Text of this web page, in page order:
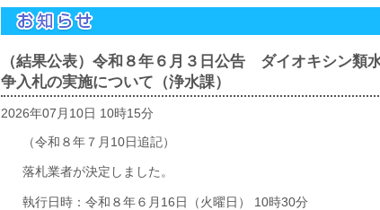
（結果公表）令和８年６月３日公告 ダイオキシン類
争入札の実施について（浄水課）
2026年07月10日 10時15分
（令和８年７月10日追記）
落札業者が決定しました。
執行日時：令和８年６月16日（火曜日） 10時30分